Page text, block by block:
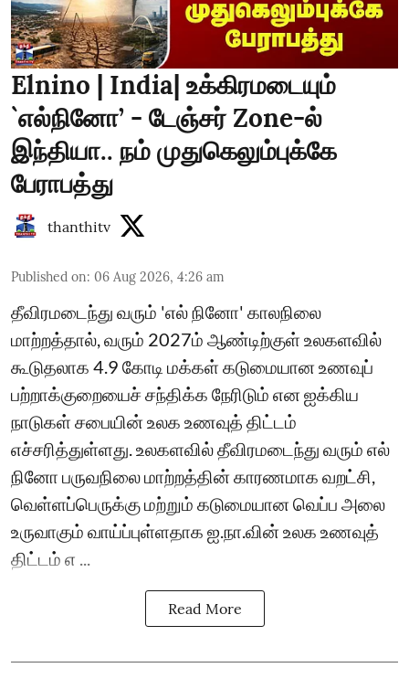
Elnino | India| உக்கிரமடையும்
`எல்நினோ’ - டேஞ்சர் Zone-ல்
இந்தியா.. நம் முதுகெலும்புக்கே
பேராபத்து
thanthitv
Published on: 06 Aug 2026, 4:26 am
தீவிரமடைந்து வரும் 'எல் நினோ' காலநிலை
மாற்றத்தால், வரும் 2027ம் ஆண்டிற்குள் உலகளவில்
கூடுதலாக 4.9 கோடி மக்கள் கடுமையான உணவுப்
பற்றாக்குறையைச் சந்திக்க நேரிடும் என ஐக்கிய
நாடுகள் சபையின் உலக உணவுத் திட்டம்
எச்சரித்துள்ளது. உலகளவில் தீவிரமடைந்து வரும் எல்
நினோ பருவநிலை மாற்றத்தின் காரணமாக வறட்சி,
வெள்ளப்பெருக்கு மற்றும் கடுமையான வெப்ப அலை
உருவாகும் வாய்ப்புள்ளதாக ஐ.நா.வின் உலக உணவுத்
திட்டம் எ ...
Read More